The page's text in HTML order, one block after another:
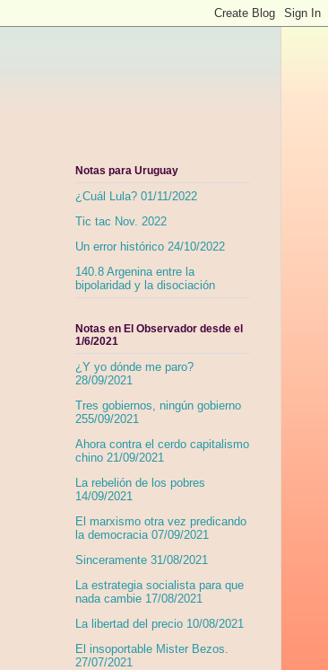
Notas para Uruguay
¿Cuál Lula? 01/11/2022
Tic tac Nov. 2022
Un error histórico 24/10/2022
140.8 Argenina entre la
bipolaridad y la disociación
Notas en El Observador desde el
1/6/2021
¿Y yo dónde me paro?
28/09/2021
Tres gobiernos, ningún gobierno
255/09/2021
Ahora contra el cerdo capitalismo
chino 21/09/2021
La rebelión de los pobres
14/09/2021
El marxismo otra vez predicando
la democracia 07/09/2021
Sinceramente 31/08/2021
La estrategia socialista para que
nada cambie 17/08/2021
La libertad del precio 10/08/2021
El insoportable Mister Bezos.
27/07/2021